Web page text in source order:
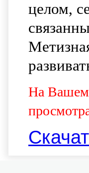
целом,
На Вашем